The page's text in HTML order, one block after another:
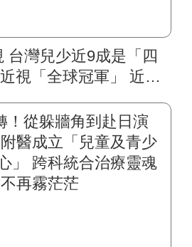
「全球冠軍」 近視
首重角膜安全